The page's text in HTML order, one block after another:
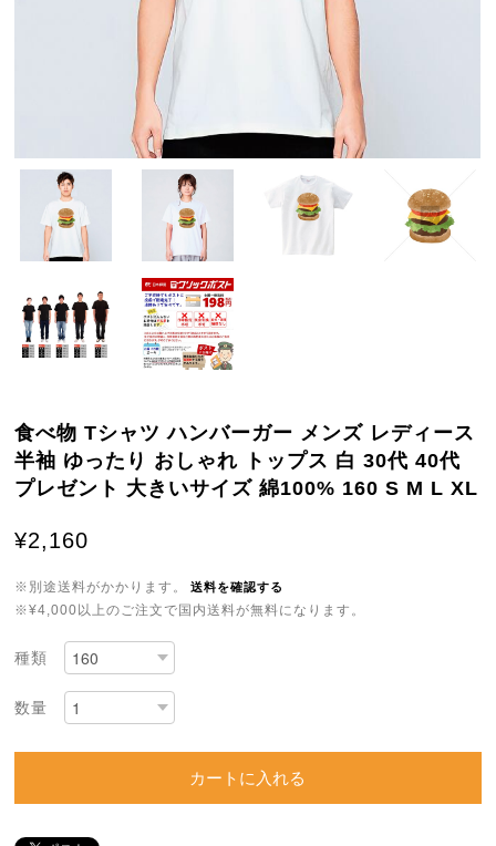
食べ物 Tシャツ ハンバーガー メンズ レディース
半袖 ゆったり おしゃれ トップス 白 30代 40代
プレゼント 大きいサイズ 綿100% 160 S M L XL
¥2,160
※別途送料がかかります。 送料を確認する
※¥4,000以上のご注文で国内送料が無料になります。
種類
数量
カートに入れる